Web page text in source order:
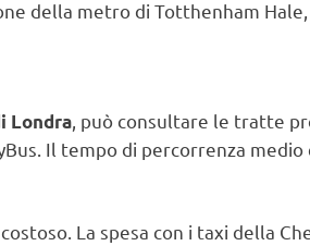
della metro di Totthenham
Londra, può consultare le tratte
Il tempo di percorrenza medio
La spesa con i taxi della